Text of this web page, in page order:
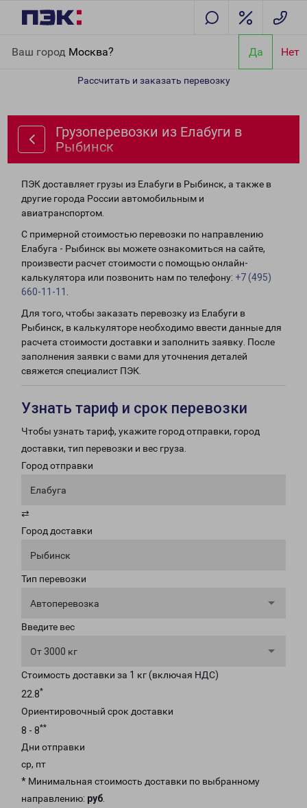
Ваш город Москва? Да Нет
Рассчитать и заказать перевозку
Грузоперевозки из Елабуги в
Рыбинск
ПЭК доставляет грузы из Елабуги в Рыбинск, а также в
другие города России автомобильным и
авиатранспортом.
С примерной стоимостью перевозки по направлению
Елабуга - Рыбинск вы можете ознакомиться на сайте,
произвести расчет стоимости с помощью онлайн-
калькулятора или позвонить нам по телефону: +7 (495)
660-11-11
Для того, чтобы заказать перевозку из Елабуги в
Рыбинск, в калькуляторе необходимо ввести данные для
расчета стоимости доставки и заполнить заявку. После
заполнения заявки с вами для уточнения деталей
свяжется специалист ПЭК.
Узнать тариф и срок перевозки
Чтобы узнать тариф, укажите город отправки, город
доставки, тип перевозки и вес груза.
Город отправки
Елабуга
⇄
Город доставки
Рыбинск
Тип перевозки
Автоперевозка
Введите вес
От 3000 кг
Стоимость доставки за 1 кг (включая НДС)
22.8*
Ориентировочный срок доставки
8 - 8**
Дни отправки
ср, пт
* Минимальная стоимость доставки по выбранному
направлению: руб.